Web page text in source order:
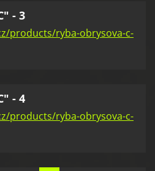
- 3
products/ryba-obrysova-c-
- 4
products/ryba-obrysova-c-